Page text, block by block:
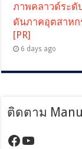
ภาพคลาวด์ระดั
ดันภาคอุตสาหก
[PR]
6 days ago
ติดตาม
https://
YouTube